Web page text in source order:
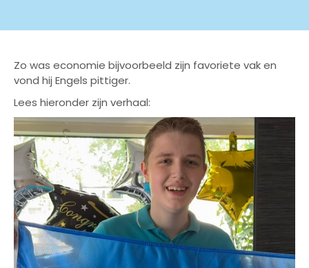
Zo was economie bijvoorbeeld zijn favoriete vak en
vond hij Engels pittiger.
Lees hieronder zijn verhaal: